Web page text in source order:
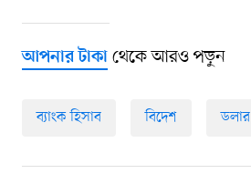
আপনার টাকাথেকে আরও পড়ুন
ব্যাংক হিসাব বিদেশ ডলার